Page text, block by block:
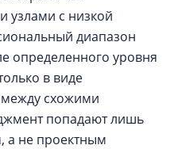
узлами с низкой
диапазон
определенного уровня
в виде
между схожими
попадают лишь
а не проектным